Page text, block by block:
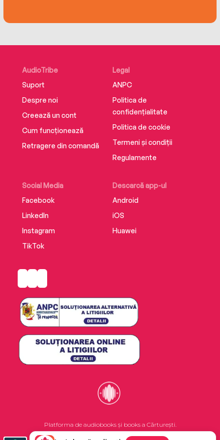
become the biggest threat to her hopes for a
exploration of family loyalty, trauma, and
As haunting and propulsive as it is powerfully
written,The Captiveis a thrilling debut novel
about the impossible choices we make to
survive and protect the ones we love.
AudioTribe
Suport
Despre noi
Creează un cont
Cum funcționează
Retragere din comandă
Social Media
Facebook
LinkedIn
Instagram
TikTok
Descarcă app-ul
Android
iOS
Huawei
Legal
ANPC
Politica de
confidențialitate
Politica de cookie
Termeni și condiții
Regulamente
Platforma de audiobooks și books a Cărturești.